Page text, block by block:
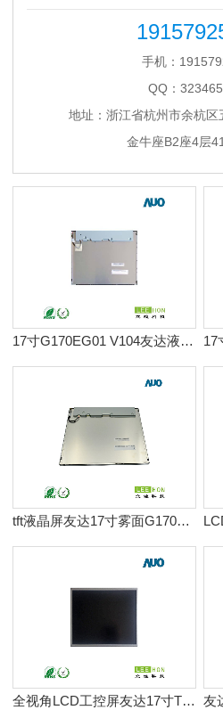
手机：
QQ：
地址：浙江省杭州市余杭区
金牛座B2座4层
17寸G170EG01 V104友达液晶屏LCD雾面工业液晶屏幕
tft液晶屏友达17寸雾面G170ETN01.0
全视角LCD工控屏友达17寸TFT液晶屏G170HAN01.1